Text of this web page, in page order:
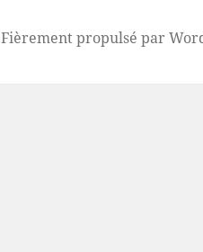
Fièrement propulsé par